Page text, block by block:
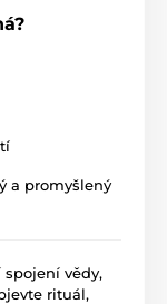
a promyšlený
vědy,
rituál,